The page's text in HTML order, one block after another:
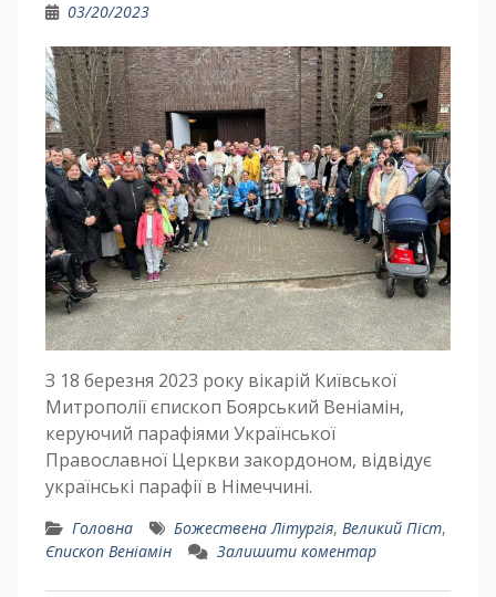
03/20/2023
З 18 березня 2023 року вікарій Київської
Митрополії єпископ Боярський Веніамін,
керуючий парафіями Української
Православної Церкви закордоном, відвідує
українські парафії в Німеччині.
Головна Божествена Літургія, Великий Піст,
Єпископ Веніамін
Залишити коментар